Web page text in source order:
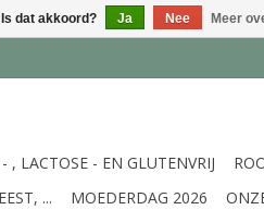
, LACTOSE - EN GLUTENVRIJ
...
MOEDERDAG 2026
dat akkoord? Ja Nee Meer